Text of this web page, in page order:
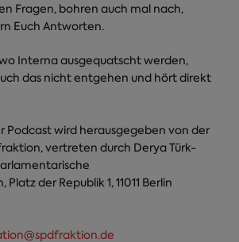
Fragen, bohren auch mal nach,
Euch Antworten.
Interna ausgequatscht werden,
das nicht entgehen und hört direkt
Podcast wird herausgegeben von der
vertreten durch Derya Türk-
der Republik 1, 11011 Berlin